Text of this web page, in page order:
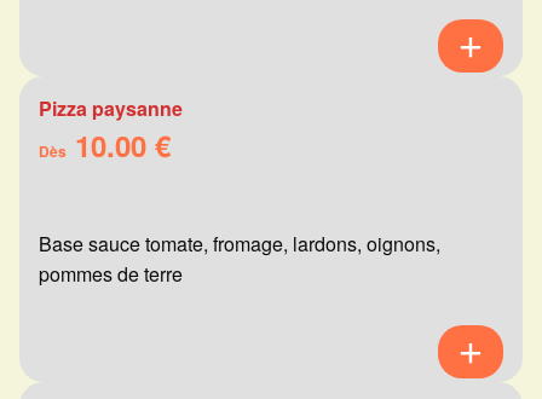
Pizza paysanne
Dès 10.00 €
Base sauce tomate, fromage, lardons, oignons,
pommes de terre